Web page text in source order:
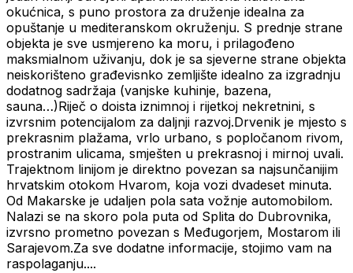
okućnica, s puno prostora za druženje idealna za
opuštanje u mediteranskom okruženju. S prednje strane
objekta je sve usmjereno ka moru, i prilagođeno
maksmialnom uživanju, dok je sa sjeverne strane objekta
neiskorišteno građevisnko zemljište idealno za izgradnju
dodatnog sadržaja (vanjske kuhinje, bazena,
sauna…)Riječ o doista iznimnoj i rijetkoj nekretnini, s
izvrsnim potencijalom za daljnji razvoj.Drvenik je mjesto s
prekrasnim plažama, vrlo urbano, s popločanom rivom,
prostranim ulicama, smješten u prekrasnoj i mirnoj uvali.
Trajektnom linijom je direktno povezan sa najsunčanijim
hrvatskim otokom Hvarom, koja vozi dvadeset minuta.
Od Makarske je udaljen pola sata vožnje automobilom.
Nalazi se na skoro pola puta od Splita do Dubrovnika,
izvrsno prometno povezan s Međugorjem, Mostarom ili
Sarajevom.Za sve dodatne informacije, stojimo vam na
raspolaganju....